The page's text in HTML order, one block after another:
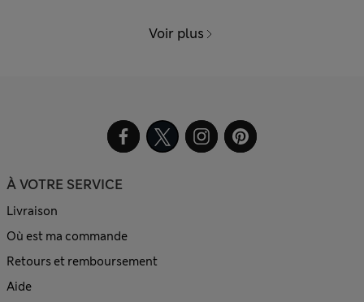
Voir plus
À VOTRE SERVICE
Livraison
Où est ma commande
Retours et remboursement
Aide